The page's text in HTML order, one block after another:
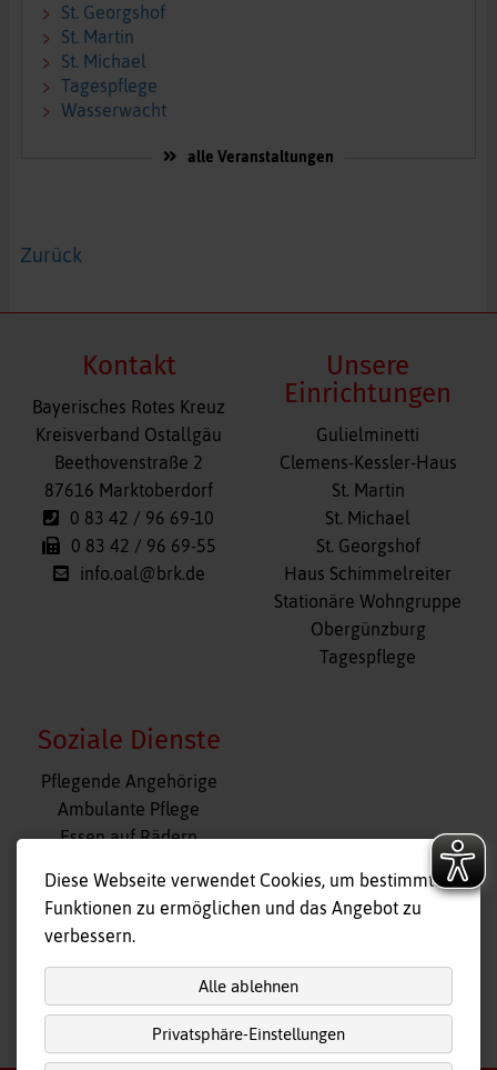
St. Georgshof
St. Martin
St. Michael
Tagespflege
Wasserwacht
alle Veranstaltungen
Zurück
Kontakt
Bayerisches Rotes Kreuz
Kreisverband Ostallgäu
Beethovenstraße 2
87616 Marktoberdorf
0 83 42 / 96 69-10
0 83 42 / 96 69-55
info.oal@brk.de
Unsere
Einrichtungen
Navigation
überspringen
Gulielminetti
Clemens-Kessler-Haus
St. Martin
St. Michael
St. Georgshof
Haus Schimmelreiter
Stationäre Wohngruppe
Obergünzburg
Tagespflege
Soziale Dienste
Navigation
überspringen
Pflegende Angehörige
Ambulante Pflege
Essen auf Rädern
Tagespflege
Hausnotruf
nach oben
Diese Webseite verwendet Cookies, um bestimmte
Funktionen zu ermöglichen und das Angebot zu
verbessern.
Alle ablehnen
Privatsphäre-Einstellungen